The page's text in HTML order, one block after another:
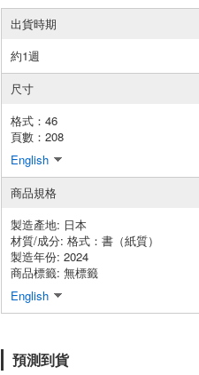
出貨時期
約1週
尺寸
格式：46
頁數：208
English
商品規格
製造產地: 日本
材質/成分: 格式：書（紙質）
製造年份: 2024
商品標籤: 無標籤
English
預測到貨